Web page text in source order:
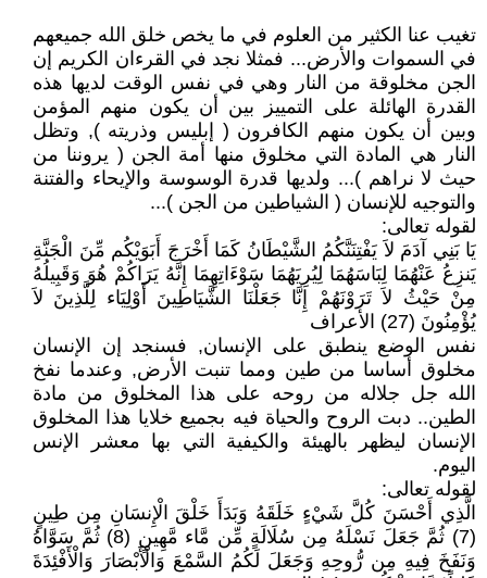
تغيب عنا الكثير من العلوم في ما يخص خلق الله جميعهم
في السموات والأرض... فمثلا نجد في القرءان الكريم إن
الجن مخلوقة من النار وهي في نفس الوقت لديها هذه
القدرة الهائلة على التمييز بين أن يكون منهم المؤمن
وبين أن يكون منهم الكافرون ( إبليس وذريته ), وتظل
النار هي المادة التي مخلوق منها أمة الجن ( يروننا من
حيث لا نراهم )... ولديها قدرة الوسوسة والإيحاء والفتنة
والتوجيه للإنسان ( الشياطين من الجن )...
لقوله تعالى:
يَا بَنِي آدَمَ لاَ يَفْتِنَنَّكُمُ الشَّيْطَانُ كَمَا أَخْرَجَ أَبَوَيْكُم مِّنَ الْجَنَّةِ
يَنزِعُ عَنْهُمَا لِبَاسَهُمَا لِيُرِيَهُمَا سَوْءَاتِهِمَا إِنَّهُ يَرَاكُمْ هُوَ وَقَبِيلُهُ
مِنْ حَيْثُ لاَ تَرَوْنَهُمْ إِنَّا جَعَلْنَا الشَّيَاطِينَ أَوْلِيَاء لِلَّذِينَ لاَ
يُؤْمِنُونَ (27) الأعراف
نفس الوضع ينطبق على الإنسان, فسنجد إن الإنسان
مخلوق أساسا من طين ومما تنبت الأرض, وعندما نفخ
الله جل جلاله من روحه على هذا المخلوق من مادة
الطين.. دبت الروح والحياة فيه بجميع خلايا هذا المخلوق
الإنسان ليظهر بالهيئة والكيفية التي بها معشر الإنس
اليوم.
لقوله تعالى:
الَّذِي أَحْسَنَ كُلَّ شَيْءٍ خَلَقَهُ وَبَدَأَ خَلْقَ الْإِنسَانِ مِن طِينٍ
(7) ثُمَّ جَعَلَ نَسْلَهُ مِن سُلَالَةٍ مِّن مَّاء مَّهِينٍ (8) ثُمَّ سَوَّاهُ
وَنَفَخَ فِيهِ مِن رُّوحِهِ وَجَعَلَ لَكُمُ السَّمْعَ وَالْأَبْصَارَ وَالْأَفْئِدَةَ